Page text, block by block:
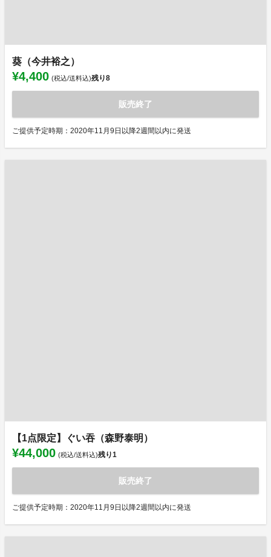
葵（今井裕之）
¥4,400 (税込/送料込)残り8
販売終了
ご提供予定時期：2020年11月9日以降2週間以内に発送
【1点限定】ぐい吞（森野泰明）
¥44,000 (税込/送料込)残り1
販売終了
ご提供予定時期：2020年11月9日以降2週間以内に発送